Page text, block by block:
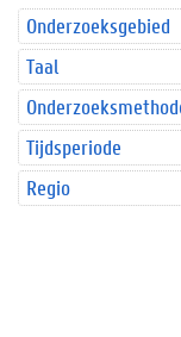
Onderzoeksgebied
Taal
Tijdsperiode
Regio